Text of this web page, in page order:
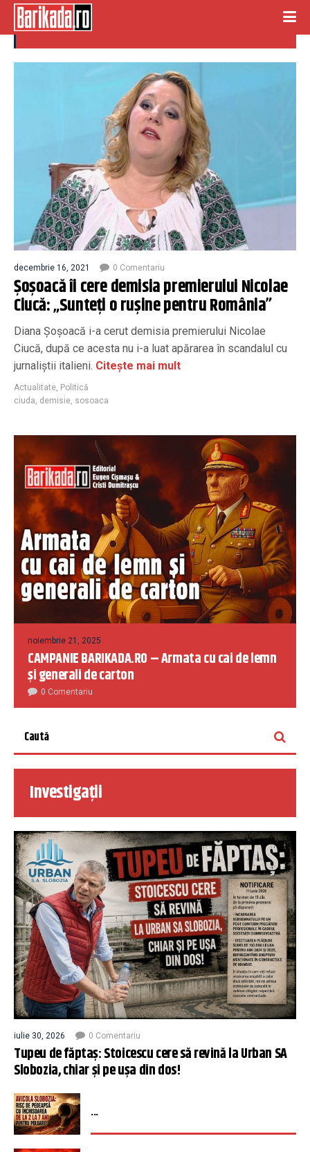
ciuda
decembrie 16, 2021 0 Comentariu
Șoșoacă îi cere demisia premierului Nicolae
Ciucă: „Sunteți o rușine pentru România”
Diana Șoșoacă i-a cerut demisia premierului Nicolae
Ciucă, după ce acesta nu i-a luat apărarea în scandalul cu
jurnaliștii italieni. Citește mai mult
Actualitate, Politică
ciuda, demisie, sosoaca
noiembrie 21, 2025
CAMPANIE BARIKADA.RO – Armata cu cai de lemn
și generali de carton
0 Comentariu
Investigații
iulie 30, 2026 0 Comentariu
Tupeu de făptaș: Stoicescu cere să revină la Urban SA
Slobozia, chiar și pe ușa din dos!
...